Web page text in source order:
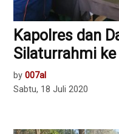
Kapolres dan
Silaturrahmi
by 007al
Sabtu, 18 Juli 2020